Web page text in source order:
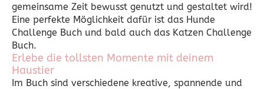
gemeinsame Zeit bewusst genutzt und gestaltet wird!
Eine perfekte Möglichkeit dafür ist das Hunde
Challenge Buch und bald auch das Katzen Challenge
Buch.
Erlebe die tollsten Momente mit deinem
Haustier
Im Buch sind verschiedene kreative, spannende und